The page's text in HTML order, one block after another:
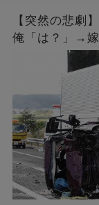
【突然の悲劇
俺「は？」→
事故で6人の
めさせて貰うわ